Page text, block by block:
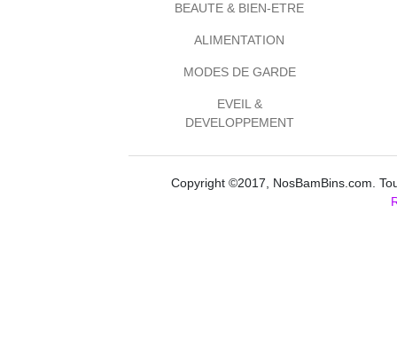
BEAUTE & BIEN-ETRE
ALIMENTATION
MODES DE GARDE
EVEIL &
DEVELOPPEMENT
Copyright ©2017, NosBamBins.com.